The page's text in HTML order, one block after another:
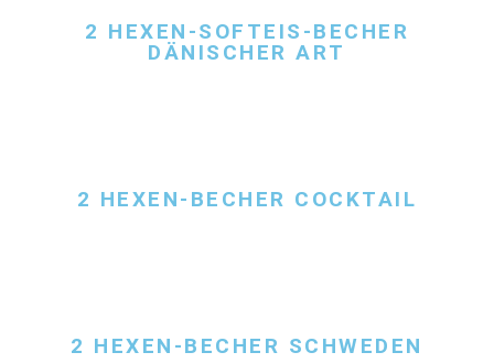
2 HEXEN-SOFTEIS-BECHER
DÄNISCHER ART
2 HEXEN-BECHER COCKTAIL
2 HEXEN-BECHER SCHWEDEN